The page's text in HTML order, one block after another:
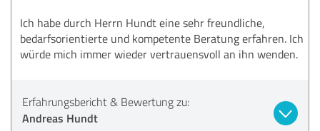
Ich habe durch Herrn Hundt eine sehr freundliche,
bedarfsorientierte und kompetente Beratung erfahren. Ich
würde mich immer wieder vertrauensvoll an ihn wenden.
Erfahrungsbericht & Bewertung zu:
Andreas Hundt